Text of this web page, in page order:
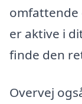
omfattende
er aktive i
finde den
Overvej